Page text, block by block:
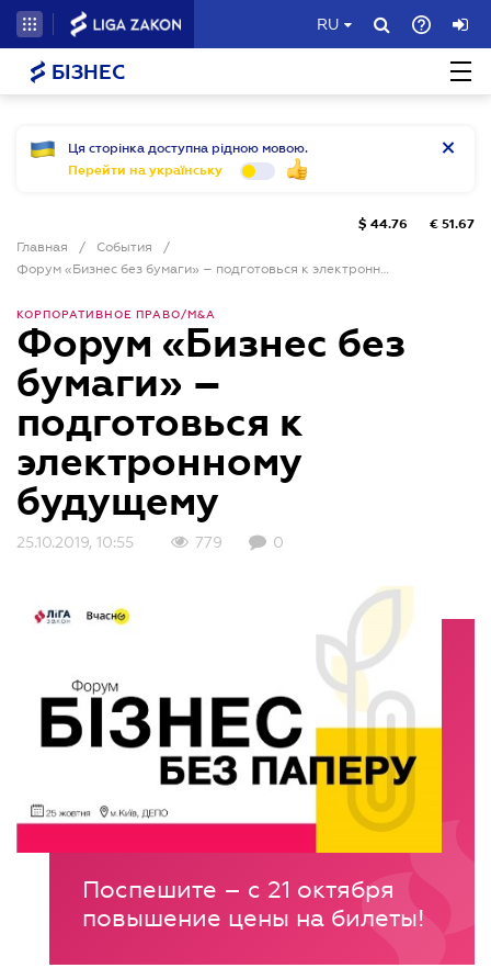
RU
БІЗНЕС
Ця сторінка доступна рідною мовою.
Перейти на українську
Главная / События
/
Форум «Бизнес без бумаги» – подготовься к электронному будущему
$ 44.76 € 51.67
КОРПОРАТИВНОЕ ПРАВО/M&A
Форум «Бизнес без
бумаги» –
подготовься к
электронному
будущему
25.10.2019, 10:55 779 0
Поспешите – с 21 октября
повышение цены на билеты!